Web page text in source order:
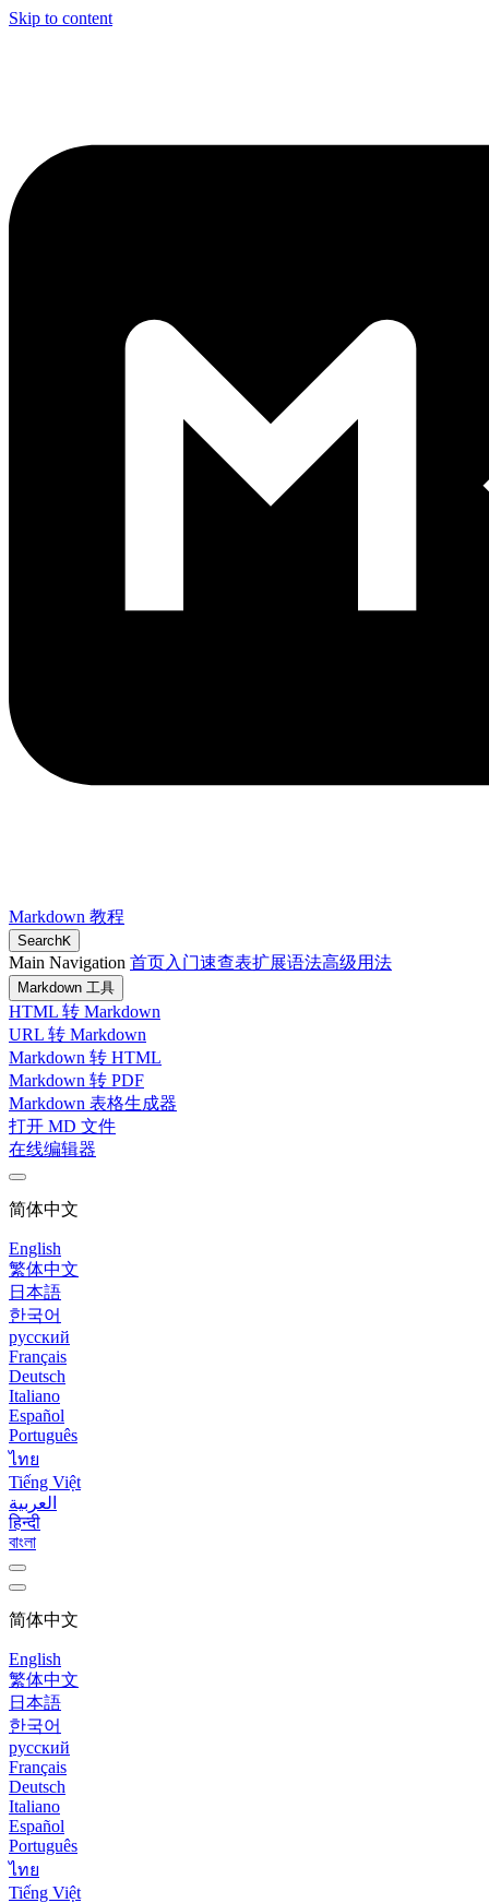
Skip to content
Markdown 教程
SearchK
Main Navigation 首页入门速查表扩展语法高级用法
Markdown 工具
HTML 转 Markdown
URL 转 Markdown
Markdown 转 HTML
Markdown 转 PDF
Markdown 表格生成器
打开 MD 文件
在线编辑器
简体中文
English
繁体中文
日本語
한국어
русский
Français
Deutsch
Italiano
Español
Português
ไทย
Tiếng Việt
العربية
हिन्दी
বাংলা
简体中文
English
繁体中文
日本語
한국어
русский
Français
Deutsch
Italiano
Español
Português
ไทย
Tiếng Việt